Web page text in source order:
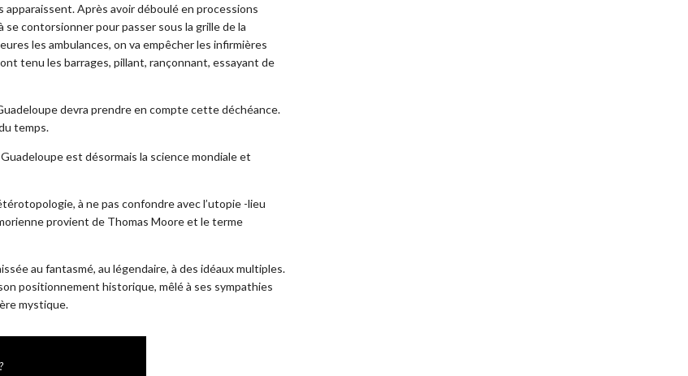
Après avoir déboulé en processions
se contorsionner pour passer sous la grille de la
les ambulances, on va empêcher les infirmières
tenu les barrages, pillant, rançonnant, essayant de
devra prendre en compte cette déchéance.
temps.
est désormais la science mondiale et
à ne pas confondre avec l’utopie -lieu
provient de Thomas Moore et le terme
au fantasmé, au légendaire, à des idéaux multiples.
positionnement historique, mêlé à ses sympathies
mystique.